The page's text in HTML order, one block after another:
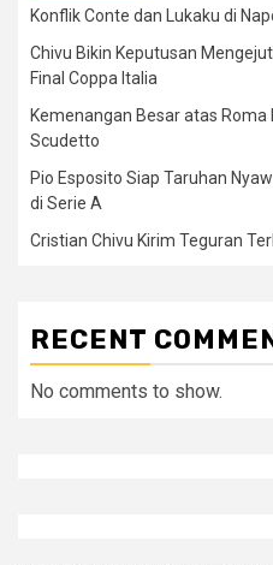
Konflik Conte dan Lukaku di
Chivu Bikin Keputusan
Final Coppa Italia
Kemenangan Besar atas
Scudetto
Pio Esposito Siap Taruhan
di Serie A
Cristian Chivu Kirim Teguran
RECENT
No comments to show.